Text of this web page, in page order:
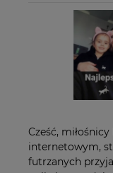
Cześć,
internetowym,
futrzanych